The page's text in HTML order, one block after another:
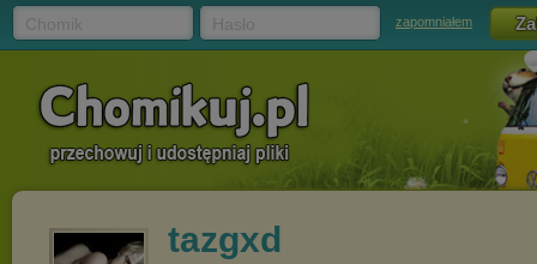
zapomniałem
tazgxd